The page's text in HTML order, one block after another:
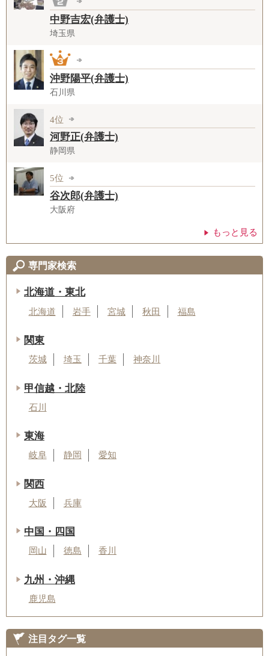
中野吉宏(弁護士)
埼玉県
沖野陽平(弁護士)
石川県
4位
河野正(弁護士)
静岡県
5位
谷次郎(弁護士)
大阪府
もっと見る
専門家検索
北海道・東北
北海道 岩手 宮城 秋田 福島
関東
茨城 埼玉 千葉 神奈川
甲信越・北陸
石川
東海
岐阜 静岡 愛知
関西
大阪 兵庫
中国・四国
岡山 徳島 香川
九州・沖縄
鹿児島
注目タグ一覧